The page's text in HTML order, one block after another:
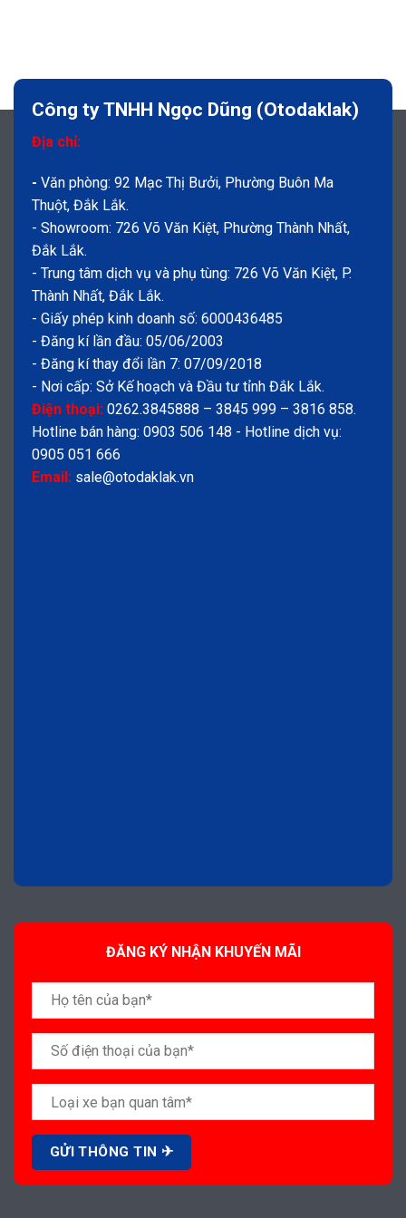
Công ty TNHH Ngọc Dũng (Otodaklak)
Địa chỉ:
- Văn phòng: 92 Mạc Thị Bưởi, Phường Buôn Ma
Thuột, Đắk Lắk.
- Showroom: 726 Võ Văn Kiệt, Phường Thành Nhất,
Đắk Lắk.
- Trung tâm dịch vụ và phụ tùng: 726 Võ Văn Kiệt, P.
Thành Nhất, Đắk Lắk.
- Giấy phép kinh doanh số: 6000436485
- Đăng kí lần đầu: 05/06/2003
- Đăng kí thay đổi lần 7: 07/09/2018
- Nơi cấp: Sở Kế hoạch và Đầu tư tỉnh Đắk Lắk.
Điện thoại: 0262.3845888 – 3845 999 – 3816 858.
Hotline bán hàng: 0903 506 148 - Hotline dịch vụ:
0905 051 666
Email: sale@otodaklak.vn
ĐĂNG KÝ NHẬN KHUYẾN MÃI